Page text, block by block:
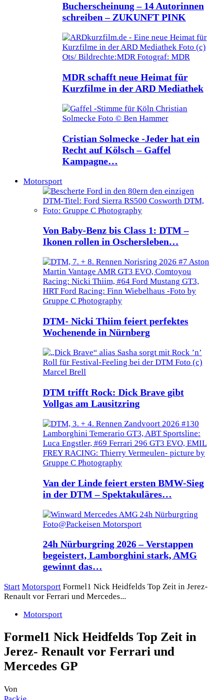
Bucherscheinung – 14 Autorinnen
schreiben – ZUKUNFT PINK
MDR schafft neue Heimat für
Kurzfilme in der ARD Mediathek
Cristian Solmecke -Jeder hat ein
Recht auf Kölsch – Gaffel
Kampagne…
Motorsport
Von Baby-Benz bis Class 1: DTM –
Ikonen rollen in Oschersleben…
DTM- Nicki Thiim feiert perfektes
Wochenende in Nürnberg
DTM trifft Rock: Dick Brave gibt
Vollgas am Lausitzring
Van der Linde feiert ersten BMW-Sieg
in der DTM – Spektakuläres…
24h Nürburgring 2026 – Verstappen
begeistert, Lamborghini stark, AMG
gewinnt das…
Start Motorsport Formel1 Nick Heidfelds Top Zeit in Jerez-
Renault vor Ferrari und Mercedes...
Motorsport
Formel1 Nick Heidfelds Top Zeit in
Jerez- Renault vor Ferrari und
Mercedes GP
Von